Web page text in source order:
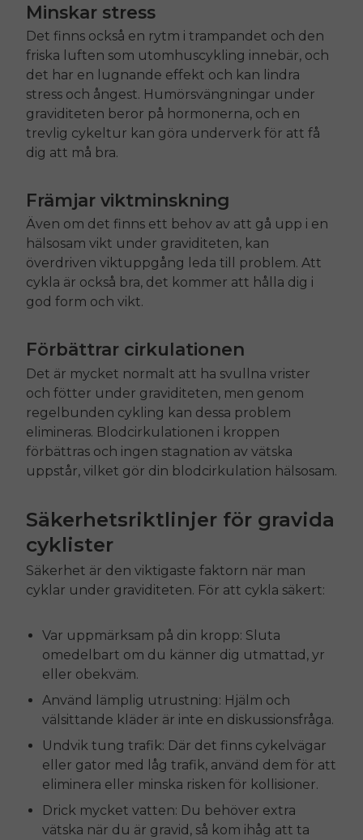
Minskar stress
Det finns också en rytm i trampandet och den
friska luften som utomhuscykling innebär, och
det har en lugnande effekt och kan lindra
stress och ångest. Humörsvängningar under
graviditeten beror på hormonerna, och en
trevlig cykeltur kan göra underverk för att få
dig att må bra.
Främjar viktminskning
Även om det finns ett behov av att gå upp i en
hälsosam vikt under graviditeten, kan
överdriven viktuppgång leda till problem. Att
cykla är också bra, det kommer att hålla dig i
god form och vikt.
Förbättrar cirkulationen
Det är mycket normalt att ha svullna vrister
och fötter under graviditeten, men genom
regelbunden cykling kan dessa problem
elimineras. Blodcirkulationen i kroppen
förbättras och ingen stagnation av vätska
uppstår, vilket gör din blodcirkulation hälsosam.
Säkerhetsriktlinjer för gravida
cyklister
Säkerhet är den viktigaste faktorn när man
cyklar under graviditeten. För att cykla säkert:
Var uppmärksam på din kropp: Sluta
omedelbart om du känner dig utmattad, yr
eller obekväm.
Använd lämplig utrustning: Hjälm och
välsittande kläder är inte en diskussionsfråga.
Undvik tung trafik: Där det finns cykelvägar
eller gator med låg trafik, använd dem för att
eliminera eller minska risken för kollisioner.
Drick mycket vatten: Du behöver extra
vätska när du är gravid, så kom ihåg att ta